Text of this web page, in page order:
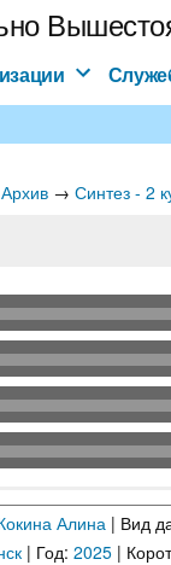
Архив →Синтез - 2
Алина | Вид
| Год: 2025|